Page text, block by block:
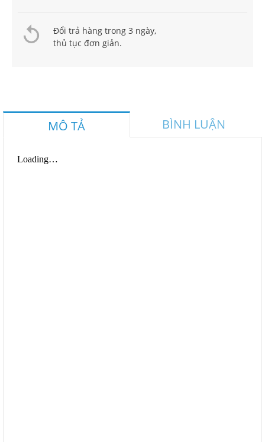
Đổi trả hàng trong 3 ngày,
thủ tục đơn giản.
MÔ TẢ BÌNH LUẬN